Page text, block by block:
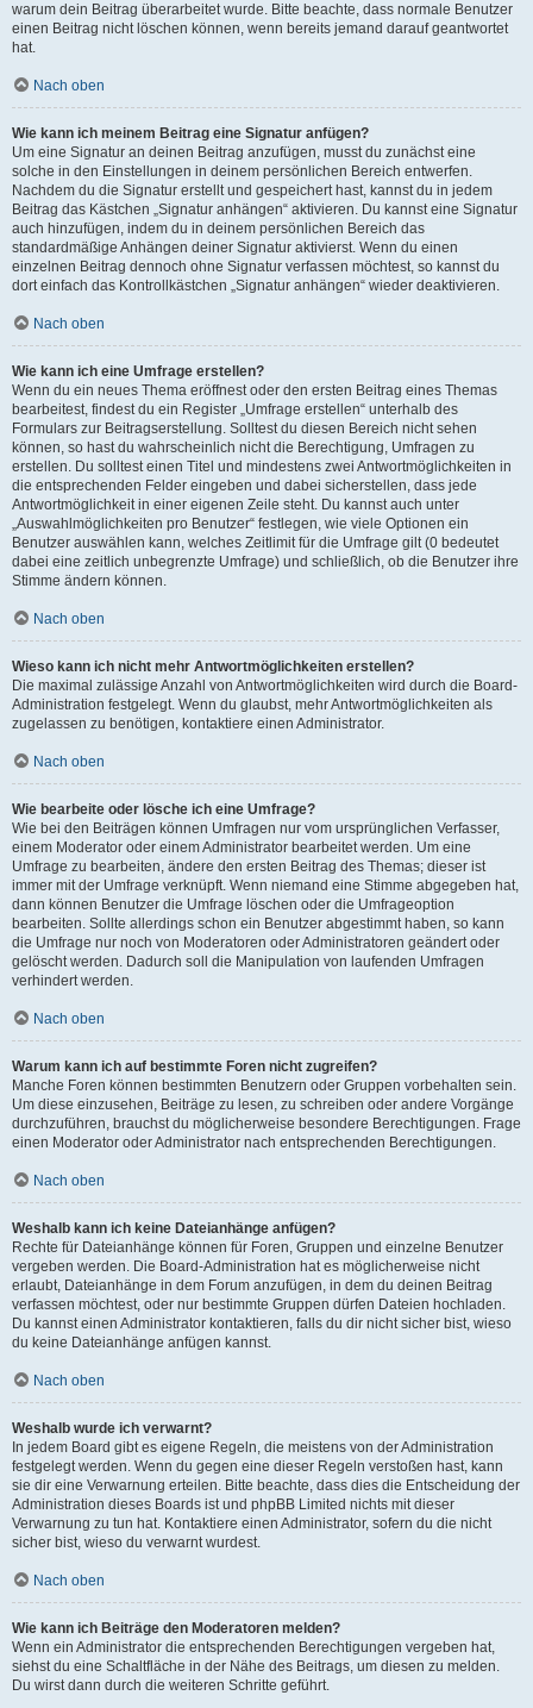
warum dein Beitrag überarbeitet wurde. Bitte beachte, dass normale Benutzer
einen Beitrag nicht löschen können, wenn bereits jemand darauf geantwortet
hat.
Nach oben
Wie kann ich meinem Beitrag eine Signatur anfügen?
Um eine Signatur an deinen Beitrag anzufügen, musst du zunächst eine
solche in den Einstellungen in deinem persönlichen Bereich entwerfen.
Nachdem du die Signatur erstellt und gespeichert hast, kannst du in jedem
Beitrag das Kästchen „Signatur anhängen“ aktivieren. Du kannst eine Signatur
auch hinzufügen, indem du in deinem persönlichen Bereich das
standardmäßige Anhängen deiner Signatur aktivierst. Wenn du einen
einzelnen Beitrag dennoch ohne Signatur verfassen möchtest, so kannst du
dort einfach das Kontrollkästchen „Signatur anhängen“ wieder deaktivieren.
Nach oben
Wie kann ich eine Umfrage erstellen?
Wenn du ein neues Thema eröffnest oder den ersten Beitrag eines Themas
bearbeitest, findest du ein Register „Umfrage erstellen“ unterhalb des
Formulars zur Beitragserstellung. Solltest du diesen Bereich nicht sehen
können, so hast du wahrscheinlich nicht die Berechtigung, Umfragen zu
erstellen. Du solltest einen Titel und mindestens zwei Antwortmöglichkeiten in
die entsprechenden Felder eingeben und dabei sicherstellen, dass jede
Antwortmöglichkeit in einer eigenen Zeile steht. Du kannst auch unter
„Auswahlmöglichkeiten pro Benutzer“ festlegen, wie viele Optionen ein
Benutzer auswählen kann, welches Zeitlimit für die Umfrage gilt (0 bedeutet
dabei eine zeitlich unbegrenzte Umfrage) und schließlich, ob die Benutzer ihre
Stimme ändern können.
Nach oben
Wieso kann ich nicht mehr Antwortmöglichkeiten erstellen?
Die maximal zulässige Anzahl von Antwortmöglichkeiten wird durch die Board-
Administration festgelegt. Wenn du glaubst, mehr Antwortmöglichkeiten als
zugelassen zu benötigen, kontaktiere einen Administrator.
Nach oben
Wie bearbeite oder lösche ich eine Umfrage?
Wie bei den Beiträgen können Umfragen nur vom ursprünglichen Verfasser,
einem Moderator oder einem Administrator bearbeitet werden. Um eine
Umfrage zu bearbeiten, ändere den ersten Beitrag des Themas; dieser ist
immer mit der Umfrage verknüpft. Wenn niemand eine Stimme abgegeben hat,
dann können Benutzer die Umfrage löschen oder die Umfrageoption
bearbeiten. Sollte allerdings schon ein Benutzer abgestimmt haben, so kann
die Umfrage nur noch von Moderatoren oder Administratoren geändert oder
gelöscht werden. Dadurch soll die Manipulation von laufenden Umfragen
verhindert werden.
Nach oben
Warum kann ich auf bestimmte Foren nicht zugreifen?
Manche Foren können bestimmten Benutzern oder Gruppen vorbehalten sein.
Um diese einzusehen, Beiträge zu lesen, zu schreiben oder andere Vorgänge
durchzuführen, brauchst du möglicherweise besondere Berechtigungen. Frage
einen Moderator oder Administrator nach entsprechenden Berechtigungen.
Nach oben
Weshalb kann ich keine Dateianhänge anfügen?
Rechte für Dateianhänge können für Foren, Gruppen und einzelne Benutzer
vergeben werden. Die Board-Administration hat es möglicherweise nicht
erlaubt, Dateianhänge in dem Forum anzufügen, in dem du deinen Beitrag
verfassen möchtest, oder nur bestimmte Gruppen dürfen Dateien hochladen.
Du kannst einen Administrator kontaktieren, falls du dir nicht sicher bist, wieso
du keine Dateianhänge anfügen kannst.
Nach oben
Weshalb wurde ich verwarnt?
In jedem Board gibt es eigene Regeln, die meistens von der Administration
festgelegt werden. Wenn du gegen eine dieser Regeln verstoßen hast, kann
sie dir eine Verwarnung erteilen. Bitte beachte, dass dies die Entscheidung der
Administration dieses Boards ist und phpBB Limited nichts mit dieser
Verwarnung zu tun hat. Kontaktiere einen Administrator, sofern du die nicht
sicher bist, wieso du verwarnt wurdest.
Nach oben
Wie kann ich Beiträge den Moderatoren melden?
Wenn ein Administrator die entsprechenden Berechtigungen vergeben hat,
siehst du eine Schaltfläche in der Nähe des Beitrags, um diesen zu melden.
Du wirst dann durch die weiteren Schritte geführt.